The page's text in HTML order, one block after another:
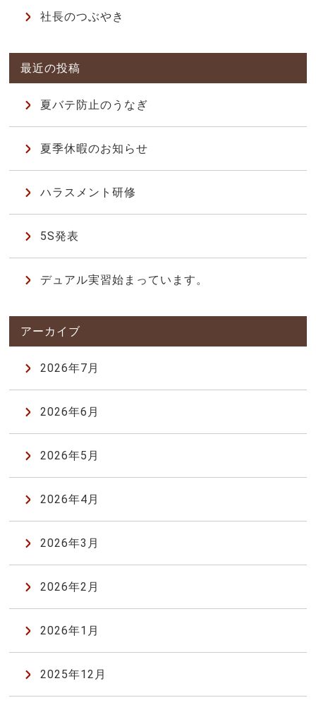
社長のつぶやき
夏バテ防止のうなぎ
夏季休暇のお知らせ
ハラスメント研修
5S発表
デュアル実習始まっています。
2026年7月
2026年6月
2026年5月
2026年4月
2026年3月
2026年2月
2026年1月
2025年12月